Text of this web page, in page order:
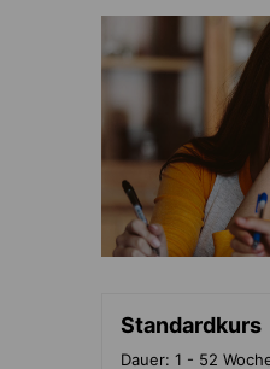
Standardkurs
Dauer: 1 - 52